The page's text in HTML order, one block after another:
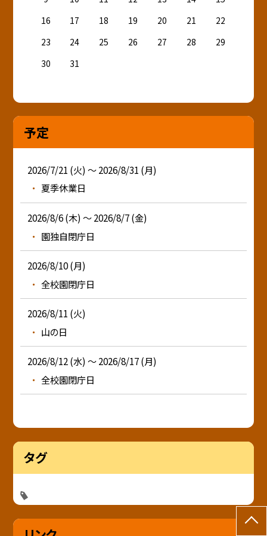
16
17 18 19 20 21
22
23
24 25 26 27 28
29
30
31
予定
2026/7/21 (火) ～ 2026/8/31 (月)
夏季休業日
2026/8/6 (木) ～ 2026/8/7 (金)
園独自閉庁日
2026/8/10 (月)
全校園閉庁日
2026/8/11 (火)
山の日
2026/8/12 (水) ～ 2026/8/17 (月)
全校園閉庁日
タグ